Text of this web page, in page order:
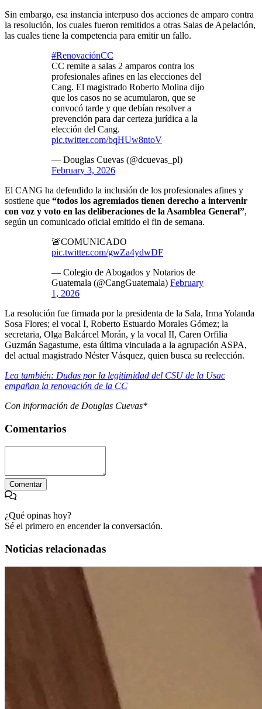
Sin embargo, esa instancia interpuso dos acciones de amparo contra
la resolución, los cuales fueron remitidos a otras Salas de Apelación,
las cuales tiene la competencia para emitir un fallo.
#RenovaciónCC
CC remite a salas 2 amparos contra los
profesionales afines en las elecciones del
Cang. El magistrado Roberto Molina dijo
que los casos no se acumularon, que se
convocó tarde y que debían resolver a
prevención para dar certeza jurídica a la
elección del Cang.
pic.twitter.com/bqHUw8ntoV
— Douglas Cuevas (@dcuevas_pl)
February 3, 2026
El CANG ha defendido la inclusión de los profesionales afines y
sostiene que “todos los agremiados tienen derecho a intervenir
con voz y voto en las deliberaciones de la Asamblea General”,
según un comunicado oficial emitido el fin de semana.
🚨COMUNICADO
pic.twitter.com/gwZa4ydwDF
— Colegio de Abogados y Notarios de
Guatemala (@CangGuatemala) February
1, 2026
La resolución fue firmada por la presidenta de la Sala, Irma Yolanda
Sosa Flores; el vocal I, Roberto Estuardo Morales Gómez; la
secretaria, Olga Balcárcel Morán, y la vocal II, Caren Orfilia
Guzmán Sagastume, esta última vinculada a la agrupación ASPA,
del actual magistrado Néster Vásquez, quien busca su reelección.
Lea también: Dudas por la legitimidad del CSU de la Usac
empañan la renovación de la CC
Con información de Douglas Cuevas*
Comentarios
Comentar
¿Qué opinas hoy?
Sé el primero en encender la conversación.
Noticias relacionadas